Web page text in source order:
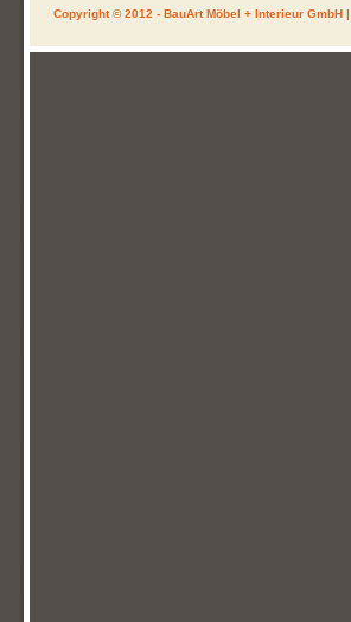
Copyright © 2012 - BauArt Möbel + Interieur GmbH |